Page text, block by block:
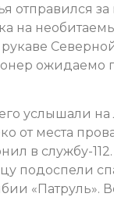
отправился за
на
рукаве
ожидаемо
услышали на
от места
в службу-
подоспели
«Патруль».